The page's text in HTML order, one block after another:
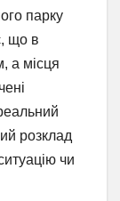
парку
що в
а місця
розклад
чи